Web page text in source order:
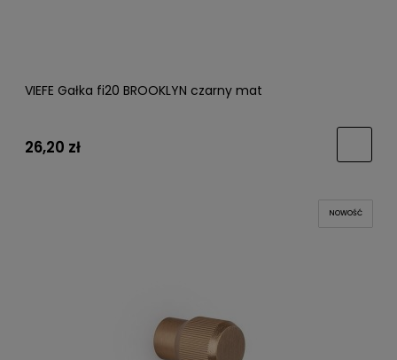
VIEFE Gałka fi20 BROOKLYN czarny mat
26,20 zł
NOWOŚĆ